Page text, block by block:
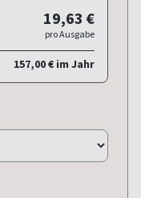
19,63 €
pro Ausgabe
157,00 € im Jahr